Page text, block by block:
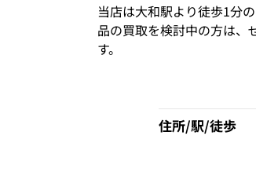
当店は大和駅より徒歩1分
品の買取を検討中の方は、
す。
住所/駅/徒歩